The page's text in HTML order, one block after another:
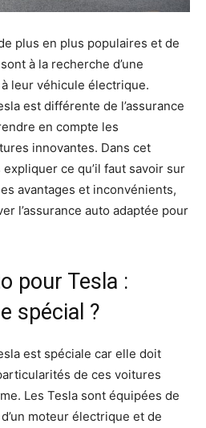
plus en plus populaires et de
à la recherche d’une
leur véhicule électrique.
est différente de l’assurance
en compte les
innovantes. Dans cet
ce qu’il faut savoir sur
avantages et inconvénients,
l’assurance auto adaptée pour
pour Tesla :
spécial ?
est spéciale car elle doit
de ces voitures
Les Tesla sont équipées de
moteur électrique et de